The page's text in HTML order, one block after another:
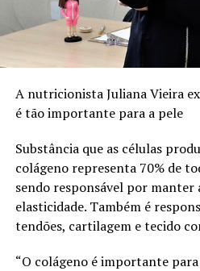
A nutricionista Juliana Vieira
é tão importante para a pele
Substância que as células
colágeno representa 70% de
sendo responsável por manter
elasticidade. Também é
tendões, cartilagem e tecido
“O colágeno é importante